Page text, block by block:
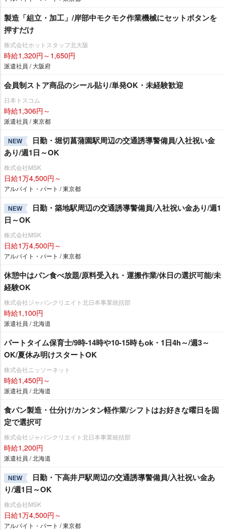
製造「組立・加工」/岸部中モクモク作業機械にセットボタンを
押すだけ
株式会社ホットスタッフ北大阪
時給1,320円～1,650円
派遣社員 / 大阪府
会員制ストア商品のシール貼り/単発OK・未経験歓迎
日本トスコム
時給1,306円～
派遣社員 / 東京都
NEW
日勤・堀切菖蒲園駅周辺の交通誘導警備員/入社祝い金
あり/週1日～OK
株式会社MSK
日給1万4,500円～
アルバイト・パート / 東京都
NEW
日勤・築地駅周辺の交通誘導警備員/入社祝い金あり/週1
日～OK
株式会社MSK
日給1万4,500円～
アルバイト・パート / 東京都
休憩中はパン食べ放題/原料受入れ・運搬作業/休日の選択可能/未
経験OK
株式会社ジャパンクリエイト北日本事業統括部
時給1,100円
派遣社員 / 北海道
パートタイム保育士/9時-14時や10-15時もok・1日4h～/週3～
OK/夏休み明けスタートOK
株式会社ニッソーネット
時給1,450円～
派遣社員 / 北海道
食パン製造・仕分け/カンタン軽作業/シフトはお好きな曜日を固
定で選択可
株式会社ジャパンクリエイト北日本事業統括部
時給1,200円
派遣社員 / 北海道
NEW
日勤・下高井戸駅周辺の交通誘導警備員/入社祝い金あ
り/週1日～OK
株式会社MSK
日給1万4,500円～
アルバイト・パート / 東京都